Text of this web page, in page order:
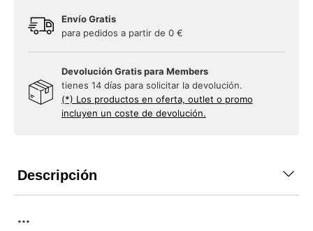
Envío Gratis
para pedidos a partir de 0 €
Devolución Gratis para Members
tienes 14 días para solicitar la devolución.
(*) Los productos en oferta, outlet o promo
incluyen un coste de devolución.
Descripción
...